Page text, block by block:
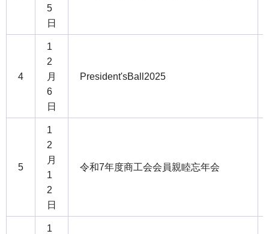
5
日
4
1
2
月
6
日
President'sBall2025
5
1
2
月
1
2
日
令和7年度商工会会員親睦忘年会
1